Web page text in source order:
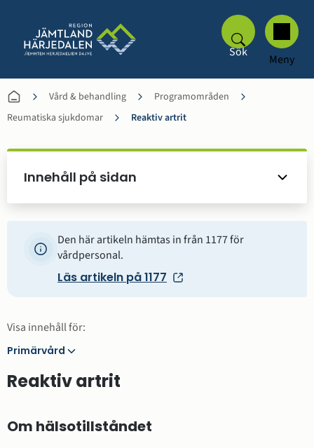
Sök Meny
Vård & behandling
Programområden
Reumatiska sjukdomar
Reaktiv artrit
Innehåll på sidan
Den här artikeln hämtas in från 1177 för
vårdpersonal.
Läs artikeln på 1177
Visa innehåll för:
Primärvård
Primärvård
Reaktiv artrit
Om hälsotillståndet